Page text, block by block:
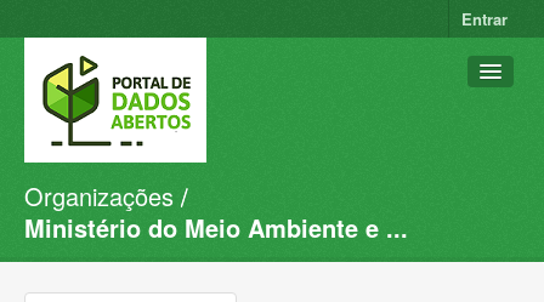
Entrar
Conjuntos de dados
Organizações
Organizações
Ministério do Meio Ambiente e ...